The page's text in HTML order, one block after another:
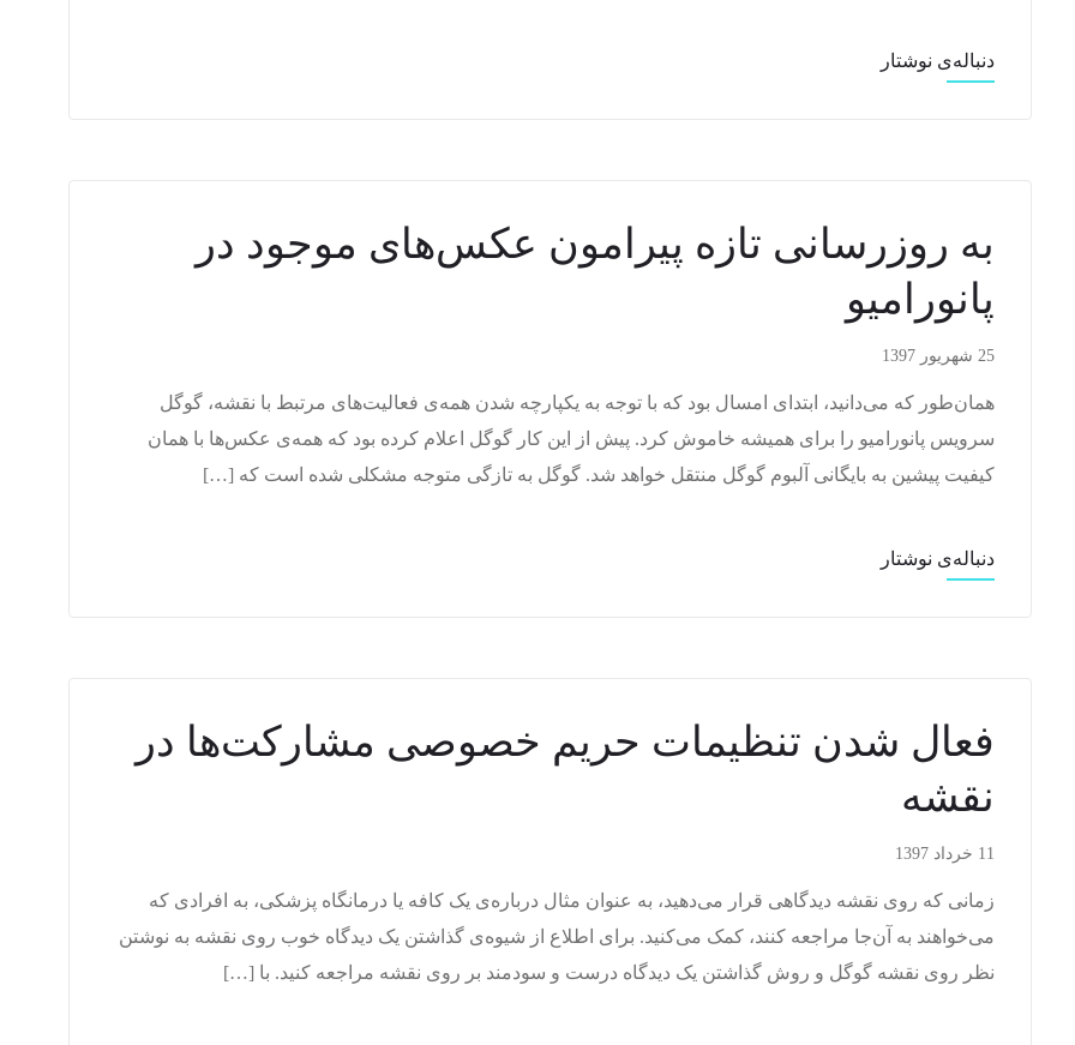
دنباله‌ی نوشتار
به روزرسانی تازه پیرامون عکس‌های موجود در
پانورامیو
25 شهریور 1397
همان‌طور که می‌دانید، ابتدای امسال بود که با توجه به یکپارچه شدن همه‌ی فعالیت‌های مرتبط با نقشه، گوگل
سرویس پانورامیو را برای همیشه خاموش کرد. پیش از این کار گوگل اعلام کرده بود که همه‌ی عکس‌ها با همان
کیفیت پیشین به بایگانی آلبوم گوگل منتقل خواهد شد. گوگل به تازگی متوجه مشکلی شده است که […]
دنباله‌ی نوشتار
فعال شدن تنظیمات حریم خصوصی مشارکت‌ها در
نقشه
11 خرداد 1397
زمانی که روی نقشه دیدگاهی قرار می‌دهید، به عنوان مثال درباره‌ی یک کافه یا درمانگاه پزشکی، به افرادی که
می‌خواهند به آن‌جا مراجعه کنند، کمک می‌کنید. برای اطلاع از شیوه‌ی گذاشتن یک دیدگاه خوب روی نقشه به نوشتن
نظر روی نقشه گوگل و روش گذاشتن یک دیدگاه درست و سودمند بر روی نقشه مراجعه کنید. با […]